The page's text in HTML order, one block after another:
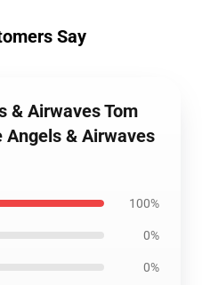
Say
& Airwaves Tom
Angels & Airwaves
100%
0%
0%